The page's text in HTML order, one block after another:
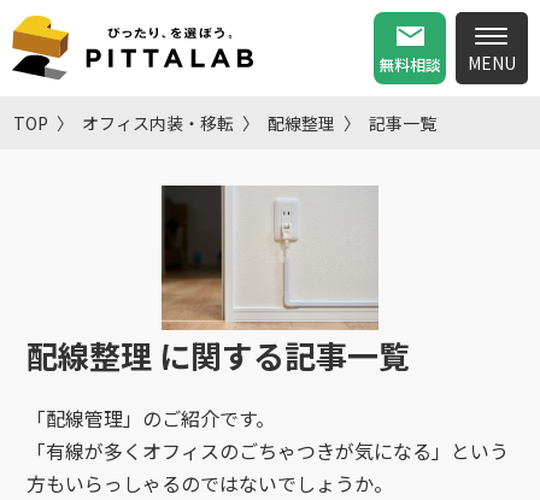
無料相談
TOP オフィス内装・移転 配線整理 記事一覧
配線整理 に関する記事一覧
「配線管理」のご紹介です。
「有線が多くオフィスのごちゃつきが気になる」という
方もいらっしゃるのではないでしょうか。